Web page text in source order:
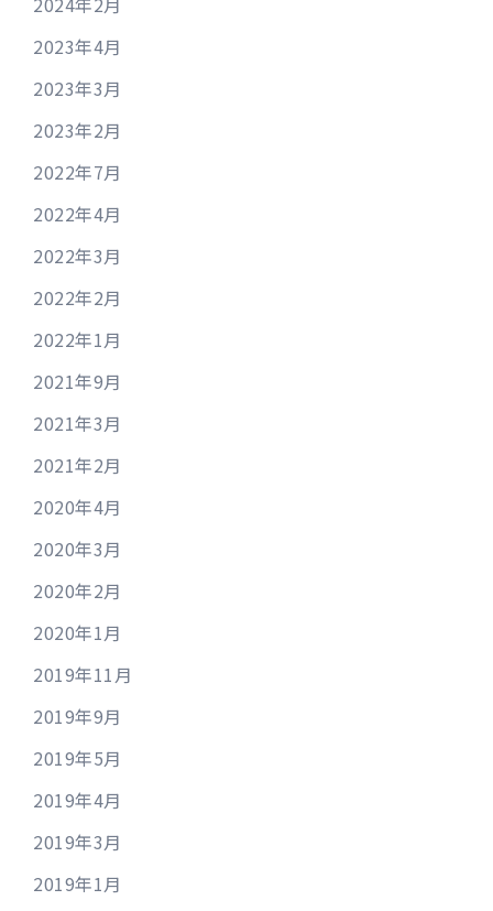
2023年4月
2023年3月
2023年2月
2022年7月
2022年4月
2022年3月
2022年2月
2022年1月
2021年9月
2021年3月
2021年2月
2020年4月
2020年3月
2020年2月
2020年1月
2019年11月
2019年9月
2019年5月
2019年4月
2019年3月
2019年1月